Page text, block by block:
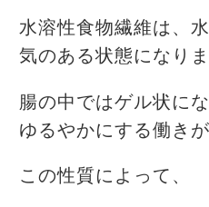
水溶性食物繊維は、
気のある状態になりま
腸の中ではゲル状に
ゆるやかにする働き
この性質によって、